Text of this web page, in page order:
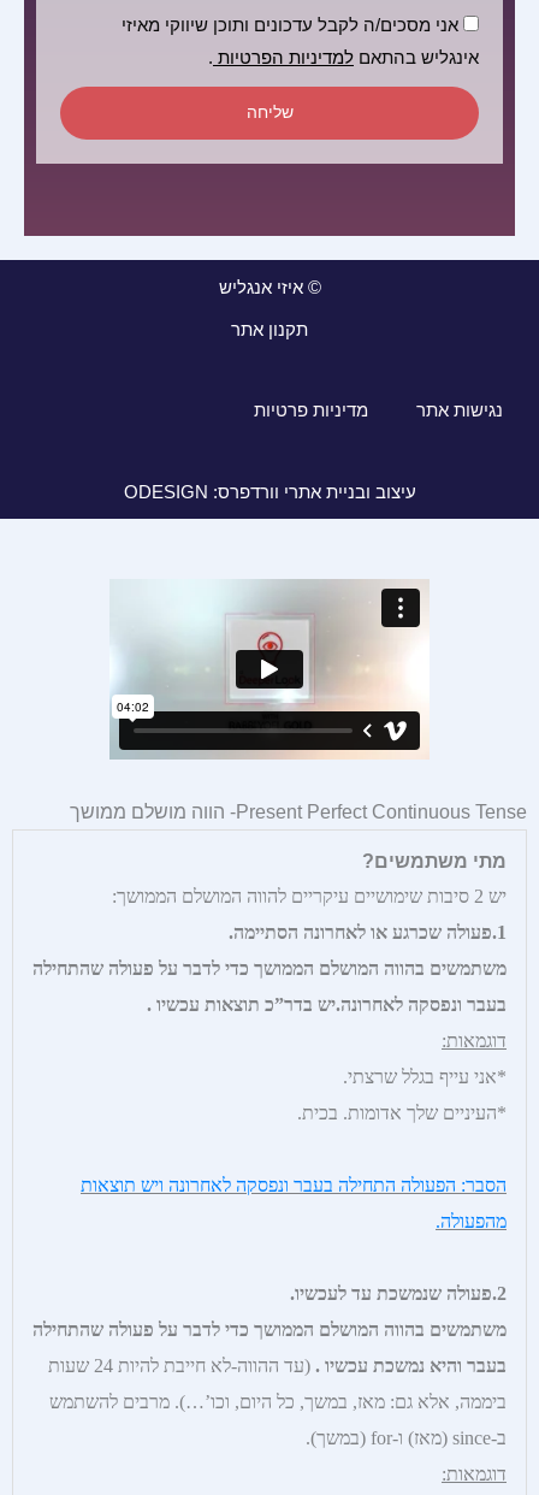
הסכמה
אני מסכים/ה לקבל עדכונים ותוכן שיווקי מאיזי
אינגליש בהתאם למדיניות הפרטיות .
שליחה
© איזי אנגליש
תקנון אתר
נגישות אתר מדיניות פרטיות
עיצוב ובניית אתרי וורדפרס: ODESIGN
Present Perfect Continuous Tense- הווה מושלם ממושך
מתי משתמשים?
יש 2 סיבות שימושיים עיקריים להווה המושלם הממושך:
1.פעולה שכרגע או לאחרונה הסתיימה.
משתמשים בהווה המושלם הממושך כדי לדבר על פעולה שהתחילה
בעבר ונפסקה לאחרונה.יש בדר”כ תוצאות עכשיו .
דוגמאות:
*אני עייף בגלל שרצתי.
*העיניים שלך אדומות. בכית.
הסבר: הפעולה התחילה בעבר ונפסקה לאחרונה ויש תוצאות
מהפעולה.
2.פעולה שנמשכת עד לעכשיו.
משתמשים בהווה המושלם הממושך כדי לדבר על פעולה שהתחילה
בעבר והיא נמשכת עכשיו .
(עד ההווה-לא חייבת להיות 24 שעות
ביממה, אלא גם: מאז, במשך, כל היום, וכו’…). מרבים להשתמש
ב-since (מאז) ו-for (במשך).
דוגמאות: